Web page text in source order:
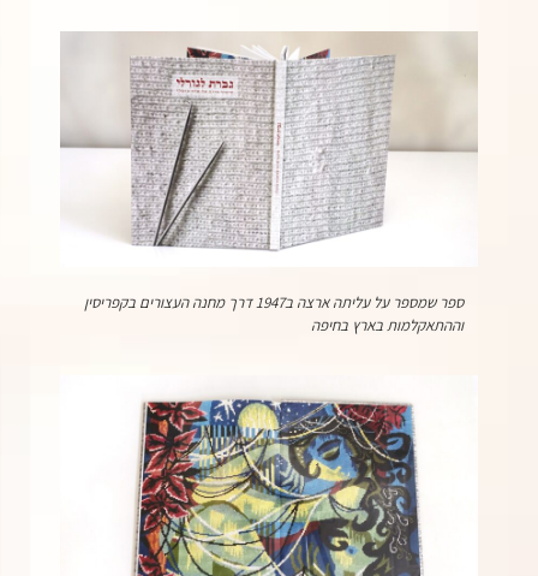
ספר שמספר על עליתה ארצה ב1947 דרך מחנה העצורים בקפריסין
וההתאקלמות בארץ בחיפה